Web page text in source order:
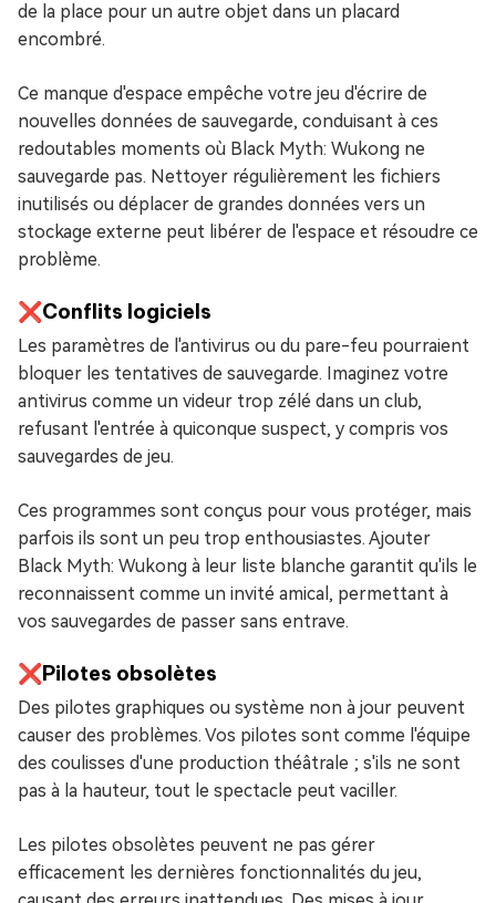
de la place pour un autre objet dans un placard
encombré.
Ce manque d'espace empêche votre jeu d'écrire de
nouvelles données de sauvegarde, conduisant à ces
redoutables moments où Black Myth: Wukong ne
sauvegarde pas. Nettoyer régulièrement les fichiers
inutilisés ou déplacer de grandes données vers un
stockage externe peut libérer de l'espace et résoudre ce
problème.
❌Conflits logiciels
Les paramètres de l'antivirus ou du pare-feu pourraient
bloquer les tentatives de sauvegarde. Imaginez votre
antivirus comme un videur trop zélé dans un club,
refusant l'entrée à quiconque suspect, y compris vos
sauvegardes de jeu.
Ces programmes sont conçus pour vous protéger, mais
parfois ils sont un peu trop enthousiastes. Ajouter
Black Myth: Wukong à leur liste blanche garantit qu'ils le
reconnaissent comme un invité amical, permettant à
vos sauvegardes de passer sans entrave.
❌Pilotes obsolètes
Des pilotes graphiques ou système non à jour peuvent
causer des problèmes. Vos pilotes sont comme l'équipe
des coulisses d'une production théâtrale ; s'ils ne sont
pas à la hauteur, tout le spectacle peut vaciller.
Les pilotes obsolètes peuvent ne pas gérer
efficacement les dernières fonctionnalités du jeu,